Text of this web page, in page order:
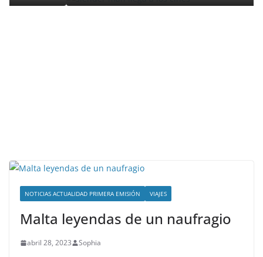
NOTICIAS ACTUALIDAD PRIMERA EMISIÓN VIAJES
Malta leyendas de un naufragio
abril 28, 2023 Sophia